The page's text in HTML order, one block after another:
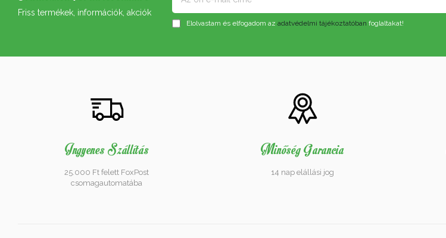
Friss termékek, információk, akciók
Elolvastam és elfogadom az adatvédelmi tájékoztatóban foglaltakat!
Ingyenes Szállítás
25.000 Ft felett FoxPost
csomagautomatába
Minőség Garancia
14 nap elállási jog